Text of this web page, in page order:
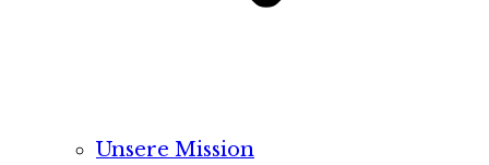
Unsere Mission